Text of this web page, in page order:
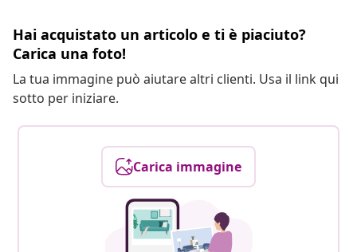
Hai acquistato un articolo e ti è piaciuto?
Carica una foto!
La tua immagine può aiutare altri clienti. Usa il link qui
sotto per iniziare.
Carica immagine